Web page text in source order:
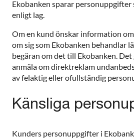
Ekobanken sparar personuppgifter
enligt lag.
Om en kund önskar information
om sig som Ekobanken behandlar
begäran om det till Ekobanken.
anmäla om direktreklam
av felaktig eller ofullständig
Känsliga
Kunders personuppgifter i